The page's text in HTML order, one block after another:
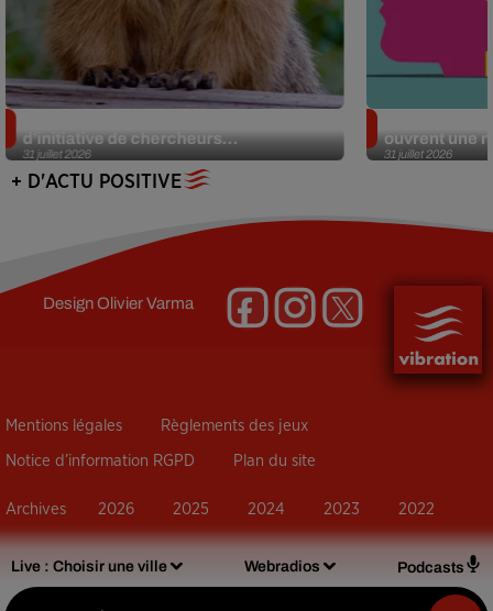
Live : Choisir une ville Webradios Podcasts
31 juillet 2026
d’initiative de chercheurs...
31 juillet 2026
ouvrent une
+ D'ACTU POSITIVE
DesignOlivier Varma
Mentions légales Règlements des jeux
Notice d’information RGPD Plan du site
Archives 2026 2025 2024 2023 2022